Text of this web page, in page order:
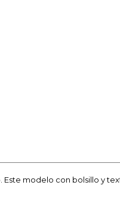
modelo con bolsillo y